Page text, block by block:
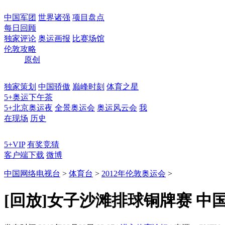
中国军团 世界诸强 项目盘点
每日回顾
独家评论 奥运画报 比赛场馆
伦敦攻略
原创
独家策划 中国骄傲 巅峰时刻 体育之星
5+奥运下午茶
5+北京奥运夜 全景奥运会 奥运风云会 我
在现场 历史
5+VIP 有奖竞猜
客户端下载 微博
中国网络电视台 > 体育台 > 2012年伦敦奥运会 >
[回放]女子沙滩排球铜牌赛 中